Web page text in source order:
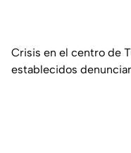
Crisis en el centro de
establecidos